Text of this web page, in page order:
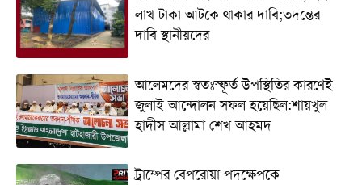
লাখ টাকা আটকে থাকার দাবি;তদন্তের
দাবি স্থানীয়দের
আলেমদের স্বতঃস্ফূর্ত উপস্থিতির কারণেই
জুলাই আন্দোলন সফল হয়েছিল:শায়খুল
হাদীস আল্লামা শেখ আহমদ
ট্রাম্পের বেপরোয়া পদক্ষেপকে